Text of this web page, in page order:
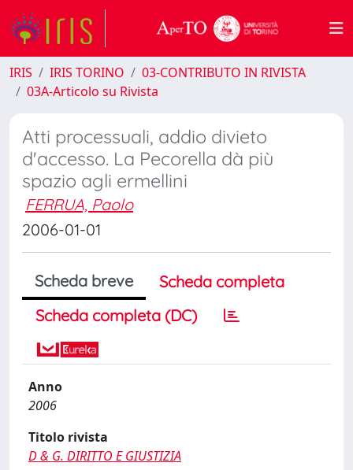
IRIS IRIS TORINO
03-CONTRIBUTO IN RIVISTA
03A-Articolo su Rivista
Atti processuali, addio divieto
d'accesso. La Pecorella dà più
spazio agli ermellini
FERRUA, Paolo
2006-01-01
Scheda breve
Scheda completa
Scheda completa (DC)
Anno
2006
Titolo rivista
D & G. DIRITTO E GIUSTIZIA